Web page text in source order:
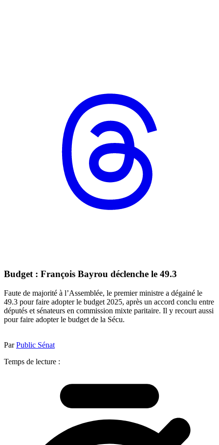
Budget : François Bayrou déclenche le 49.3
Faute de majorité à l’Assemblée, le premier ministre a dégainé le
49.3 pour faire adopter le budget 2025, après un accord conclu entre
députés et sénateurs en commission mixte paritaire. Il y recourt aussi
pour faire adopter le budget de la Sécu.
ParPublic Sénat
Temps de lecture :